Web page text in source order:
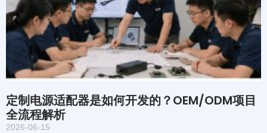
定制电源适配器是如何开发的？OEM/ODM项目
全流程解析
2026-06-15